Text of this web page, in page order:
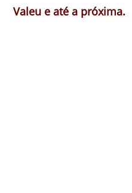
Valeu e até a próxima.